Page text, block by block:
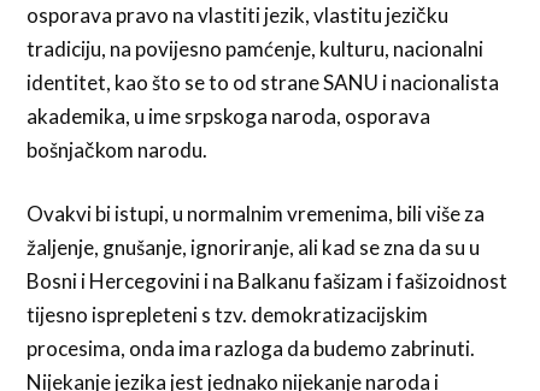
osporava pravo na vlastiti jezik, vlastitu jezičku
tradiciju, na povijesno pamćenje, kulturu, nacionalni
identitet, kao što se to od strane SANU i nacionalista
akademika, u ime srpskoga naroda, osporava
bošnjačkom narodu.
Ovakvi bi istupi, u normalnim vremenima, bili više za
žaljenje, gnušanje, ignoriranje, ali kad se zna da su u
Bosni i Hercegovini i na Balkanu fašizam i fašizoidnost
tijesno isprepleteni s tzv. demokratizacijskim
procesima, onda ima razloga da budemo zabrinuti.
Nijekanje jezika jest jednako nijekanje naroda i